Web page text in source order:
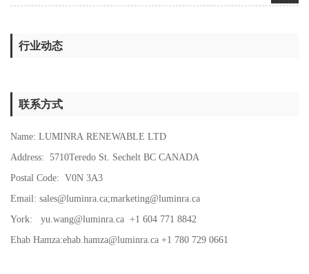
行业动态
联系方式
Name: LUMINRA RENEWABLE LTD
Address: 5710Teredo St. Sechelt BC CANADA
Postal Code: V0N 3A3
Email: sales@luminra.ca;marketing@luminra.ca
York: yu.wang@luminra.ca +1 604 771 8842
Ehab Hamza:ehab.hamza@luminra.ca +1 780 729 0661